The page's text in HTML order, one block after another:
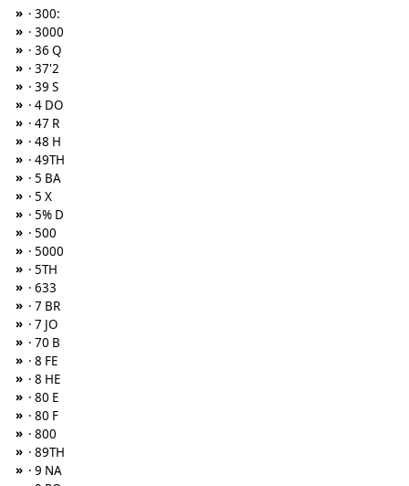
» · 300:
» · 3000
» · 36 Q
» · 37'2
» · 39 S
» · 4 DO
» · 47 R
» · 48 H
» · 49TH
» · 5 BA
» · 5 X
» · 5% D
» · 500
» · 5000
» · 5TH
» · 633
» · 7 BR
» · 7 JO
» · 70 B
» · 8 FE
» · 8 HE
» · 80 E
» · 80 F
» · 800
» · 89TH
» · 9 NA